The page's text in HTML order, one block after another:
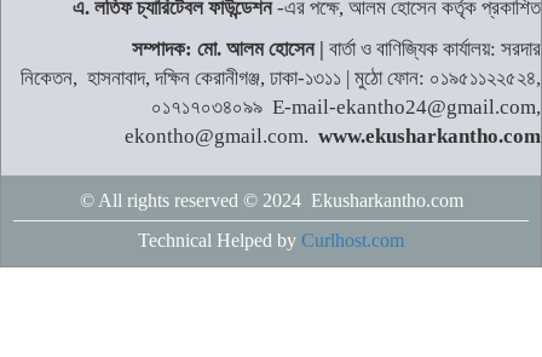
এ. লতিফ চ্যারিটেবল ফাউন্ডেশন-এর পক্ষে, আলম হোসেন কর্তৃক প্রকাশিত
সম্পাদক: মো. আলম হোসেন | বার্তা ও বাণিজ্যিক কার্যালয়: সরদার
নিকেতন, হাসনাবাদ, দক্ষিন কেরানীগঞ্জ, ঢাকা-১৩১১ | মুঠো ফোন: ০১৯৫১১২২৫২৪,
০১৭১৭০৩৪০৯৯ E-mail-ekantho24@gmail.com,
ekontho@gmail.com. www.ekusharkantho.com
© All rights reserved © 2024 Ekusharkantho.com
Technical Helped by Curlhost.com